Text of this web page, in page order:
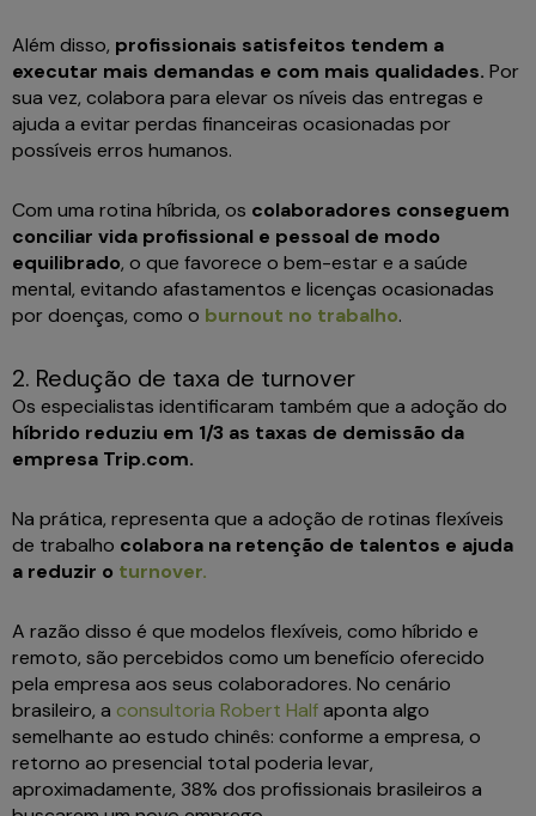
Além disso, profissionais satisfeitos tendem a
executar mais demandas e com mais qualidades. Por
sua vez, colabora para elevar os níveis das entregas e
ajuda a evitar perdas financeiras ocasionadas por
possíveis erros humanos.
Com uma rotina híbrida, os colaboradores conseguem
conciliar vida profissional e pessoal de modo
equilibrado, o que favorece o bem-estar e a saúde
mental, evitando afastamentos e licenças ocasionadas
por doenças, como o burnout no trabalho.
2. Redução de taxa de turnover
Os especialistas identificaram também que a adoção do
híbrido reduziu em 1/3 as taxas de demissão da
empresa Trip.com.
Na prática, representa que a adoção de rotinas flexíveis
de trabalho colabora na retenção de talentos e ajuda
a reduzir o turnover.
A razão disso é que modelos flexíveis, como híbrido e
remoto, são percebidos como um benefício oferecido
pela empresa aos seus colaboradores. No cenário
brasileiro, a consultoria Robert Halfaponta algo
semelhante ao estudo chinês: conforme a empresa, o
retorno ao presencial total poderia levar,
aproximadamente, 38% dos profissionais brasileiros a